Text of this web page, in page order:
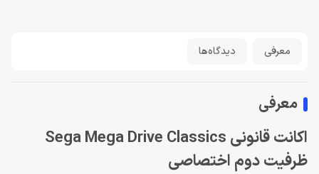
معرفی دیدگاه‌ها
معرفی
اکانت قانونی Sega Mega Drive Classics
ظرفیت دوم اختصاصی